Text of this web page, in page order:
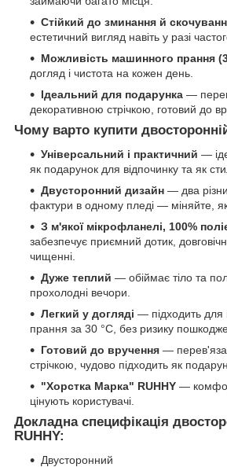
Стійкий до зминання й
естетичний вигляд навіть у разі
Можливість машинного прання
догляд і чистота на кожен день.
Ідеальний для подарунка —
декоративною стрічкою, готовий до
Чому варто купити
Універсальний і практичний —
як подарунок для відпочинку та як
Двусторонний дизайн — два
фактури в одному пледі — міняйте,
З м'якої мікрофланелі, 100%
забезпечує приємний дотик,
чищенні.
Дуже теплий — обіймає тіло та
прохолодні вечори.
Легкий у догляді — підходить
прання за 30 °C, без ризику
Готовий до вручення —
стрічкою, чудово підходить як
"Хорстка Марка" RUHHY —
цінують користувачі.
Докладна специфікація
RUHHY:
Двусторонний